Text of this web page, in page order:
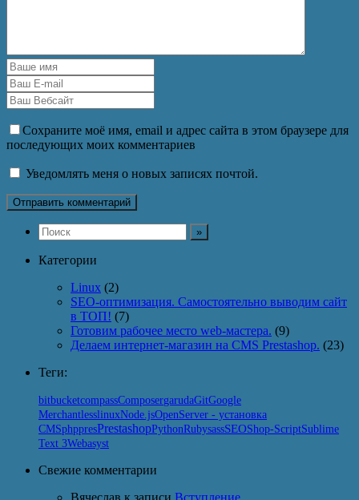
Сохраните моё имя, email и адрес сайта в этом браузере для
последующих моих комментариев
Уведомлять меня о новых записях почтой.
Категории
Linux (2)
SEO-оптимизация. Самостоятельно выводим сайт
в ТОП! (7)
Готовим рабочее место web-мастера. (9)
Делаем интернет-магазин на CMS Prestashop. (23)
Теги:
bitbucketcompassComposergarudaGitGoogle
MerchantlesslinuxNode.jsOpenServer - установка
CMSphppresPrestashopPythonRubysassSEOShop-ScriptSublime
Text 3Webasyst
Свежие комментарии